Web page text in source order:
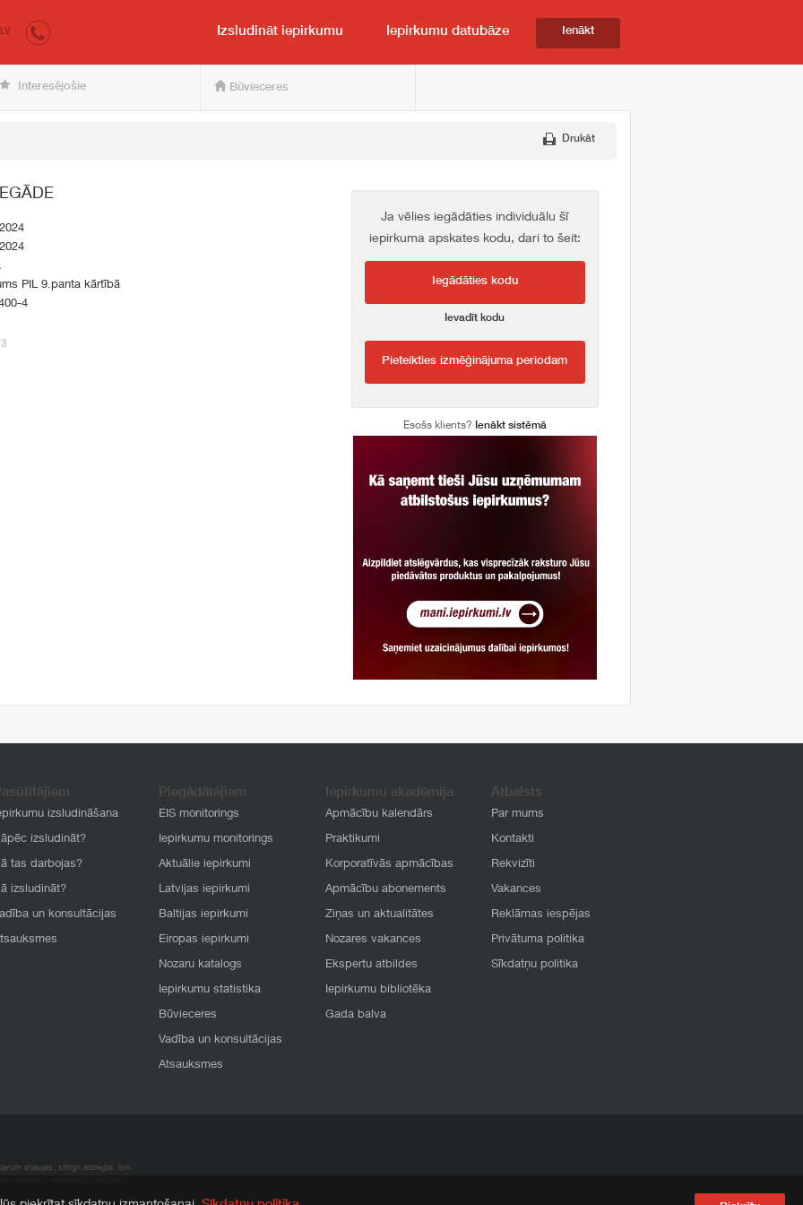
pircējam un pārdevējam
LV Izsludināt iepirkumu Iepirkumu datubāze Ienākt
Interesējošie Būvieceres
Drukāt
PIL 9.panta kārtībā
4
Ja vēlies iegādāties individuālu šī
iepirkuma apskates kodu, dari to šeit:
Iegādāties kodu
Ievadīt kodu
Pieteikties izmēģinājuma periodam
Esošs klients? Ienākt sistēmā
izsludināšana
izsludināt?
tas darbojas?
izsludināt?
un konsultācijas
Piegādātājiem
EIS monitorings
Iepirkumu monitorings
Aktuālie iepirkumi
Latvijas iepirkumi
Baltijas iepirkumi
Eiropas iepirkumi
Nozaru katalogs
Iepirkumu statistika
Būvieceres
Vadība un konsultācijas
Atsauksmes
Iepirkumu akadēmija
Apmācību kalendārs
Praktikumi
Korporatīvās apmācības
Apmācību abonements
Ziņas un aktualitātes
Nozares vakances
Ekspertu atbildes
Iepirkumu bibliotēka
Gada balva
Atbalsts
Par mums
Kontakti
Rekvizīti
Vakances
Reklāmas iespējas
Privātuma politika
Sīkdatņu politika
atļaujas, stingri aizliegta. SIA